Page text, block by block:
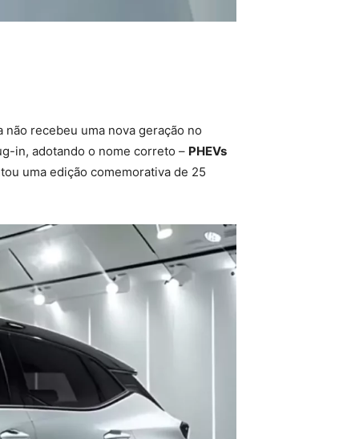
não recebeu uma nova geração no
in, adotando o nome correto – PHEVs
uma edição comemorativa de 25